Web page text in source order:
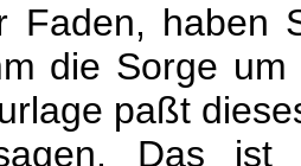
Faden, haben
die Sorge
paßt
Das ist